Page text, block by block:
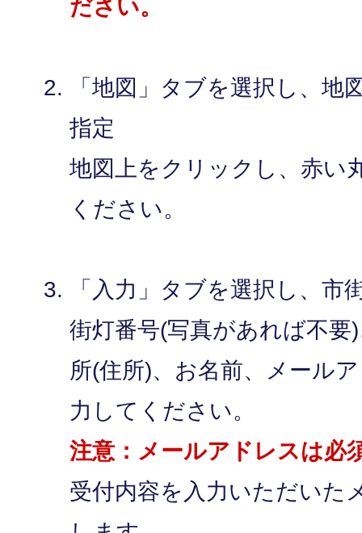
ださい。
「地図」タブを選択し、地
指定
地図上をクリックし、赤い
ください。
「入力」タブを選択し、市
街灯番号(写真があれば不要
所(住所)、お名前、メール
力してください。
注意：メールアドレスは必
受付内容を入力いただいた